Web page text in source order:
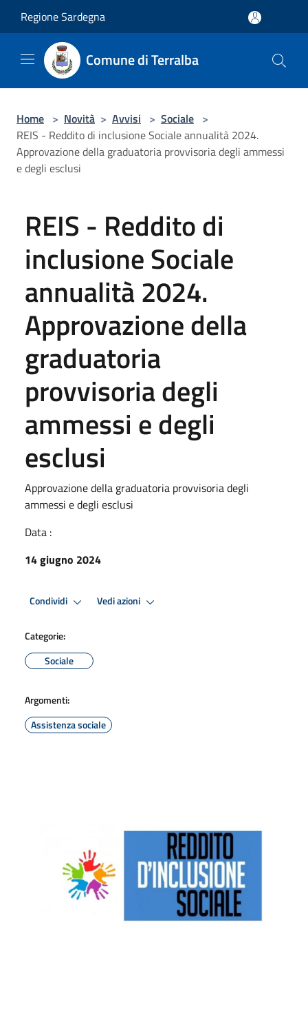
Regione Sardegna
Comune di Terralba
Home > Novità > Avvisi > Sociale >
REIS - Reddito di inclusione Sociale annualità 2024.
Approvazione della graduatoria provvisoria degli ammessi
e degli esclusi
REIS - Reddito di
inclusione Sociale
annualità 2024.
Approvazione della
graduatoria
provvisoria degli
ammessi e degli
esclusi
Approvazione della graduatoria provvisoria degli
ammessi e degli esclusi
Data :
14 giugno 2024
Condividi Vedi azioni
Categorie:
Sociale
Argomenti:
Assistenza sociale